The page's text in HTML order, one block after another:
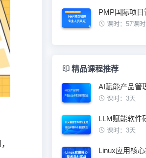
课时：57课时
精品课程推荐
课时：3天
课时：3天